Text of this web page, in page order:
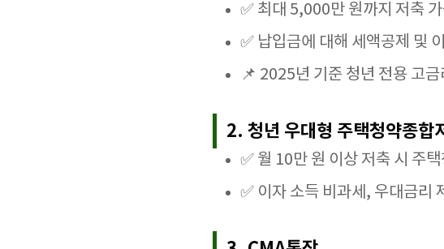
✅ 최대 5,000만 원까지 저축
✅ 납입금에 대해 세액공제 및
📌 2025년 기준 청년 전용 고금
2. 청년 우대형 주택청약종합
✅ 월 10만 원 이상 저축 시 주
✅ 이자 소득 비과세, 우대금리